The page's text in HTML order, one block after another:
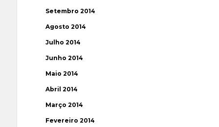
Setembro 2014
Agosto 2014
Julho 2014
Junho 2014
Maio 2014
Abril 2014
Março 2014
Fevereiro 2014